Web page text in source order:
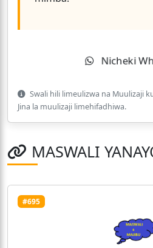
Nicheki
Swali hili limeulizwa na Muulizaji
Jina la muulizaji limehifadhiwa.
MASWALI
#695